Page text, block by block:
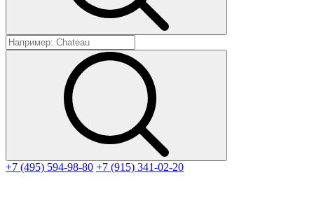
+7 (495) 594-98-80 +7 (915) 341-02-20